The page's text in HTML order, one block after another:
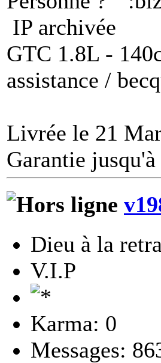
IP archivée
GTC 1.8L -
assistance /
Livrée le 21
Garantie
Dieu à la
V.I.P
Karma: 0
Messages: